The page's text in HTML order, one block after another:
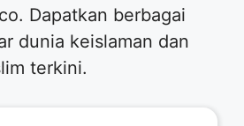
Dapatkan berbagai
dunia keislaman dan
terkini.